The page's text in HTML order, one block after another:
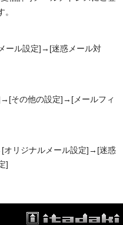
ル設定]→[迷惑メール対
その他の設定]→[メールフィ
リジナルメール設定]→[迷惑
]